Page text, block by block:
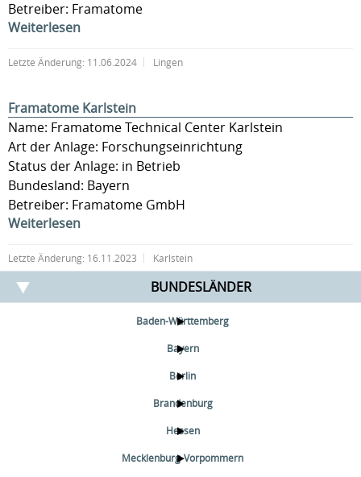
Betreiber: Framatome
Weiterlesen
Letzte Änderung: 11.06.2024 Lingen
Framatome Karlstein
Name: Framatome Technical Center Karlstein
Art der Anlage: Forschungseinrichtung
Status der Anlage: in Betrieb
Bundesland: Bayern
Betreiber: Framatome GmbH
Weiterlesen
Letzte Änderung: 16.11.2023 Karlstein
BUNDESLÄNDER
Baden-Württemberg
Bayern
Berlin
Brandenburg
Hessen
Mecklenburg-Vorpommern